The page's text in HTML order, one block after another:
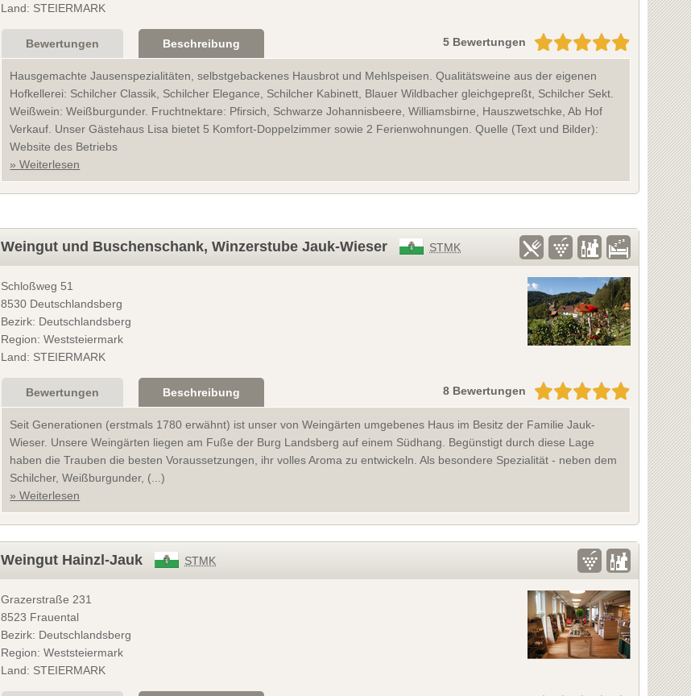
Land: STEIERMARK
Bewertungen Beschreibung 5 Bewertungen
Hausgemachte Jausenspezialitäten, selbstgebackenes Hausbrot und Mehlspeisen. Qualitätsweine aus der eigenen
Hofkellerei: Schilcher Classik, Schilcher Elegance, Schilcher Kabinett, Blauer Wildbacher gleichgepreßt, Schilcher Sekt.
Weißwein: Weißburgunder. Fruchtnektare: Pfirsich, Schwarze Johannisbeere, Williamsbirne, Hauszwetschke, Ab Hof
Verkauf. Unser Gästehaus Lisa bietet 5 Komfort-Doppelzimmer sowie 2 Ferienwohnungen. Quelle (Text und Bilder):
Website des Betriebs
» Weiterlesen
Weingut und Buschenschank, Winzerstube Jauk-Wieser STMK
Schloßweg 51
8530 Deutschlandsberg
Bezirk: Deutschlandsberg
Region: Weststeiermark
Land: STEIERMARK
Bewertungen Beschreibung 8 Bewertungen
Seit Generationen (erstmals 1780 erwähnt) ist unser von Weingärten umgebenes Haus im Besitz der Familie Jauk-
Wieser. Unsere Weingärten liegen am Fuße der Burg Landsberg auf einem Südhang. Begünstigt durch diese Lage
haben die Trauben die besten Voraussetzungen, ihr volles Aroma zu entwickeln. Als besondere Spezialität - neben dem
Schilcher, Weißburgunder, (...)
» Weiterlesen
Weingut Hainzl-Jauk STMK
Grazerstraße 231
8523 Frauental
Bezirk: Deutschlandsberg
Region: Weststeiermark
Land: STEIERMARK